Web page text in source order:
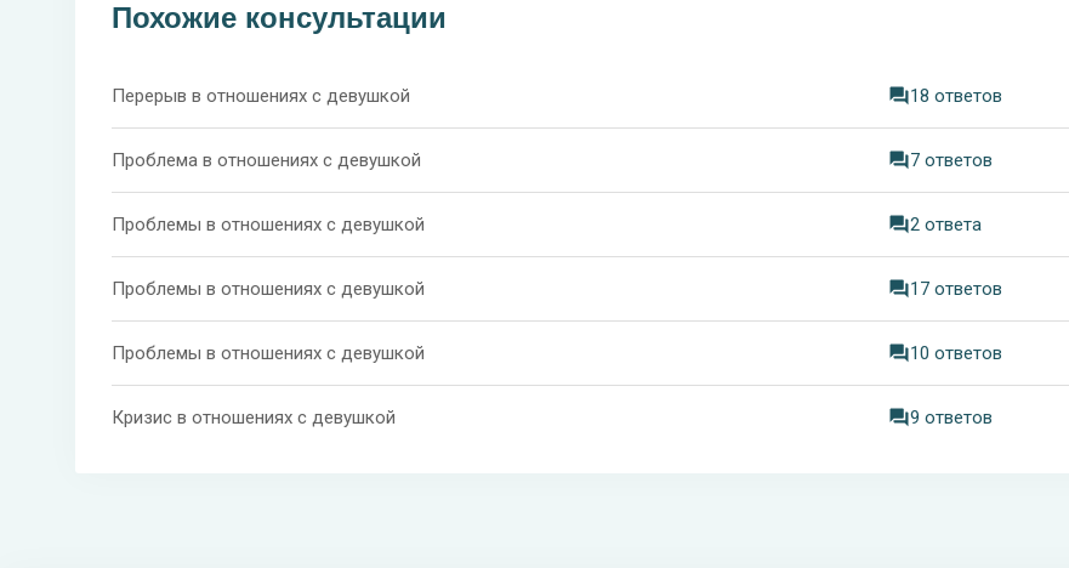
Похожие консультации
Перерыв в отношениях с девушкой 18 ответов
Проблема в отношениях с девушкой 7 ответов
Проблемы в отношениях с девушкой 2 ответа
Проблемы в отношениях с девушкой 17 ответов
Проблемы в отношениях с девушкой 10 ответов
Кризис в отношениях с девушкой 9 ответов